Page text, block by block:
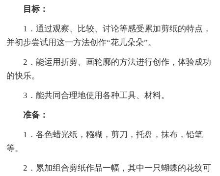
目标：
1．通过观察、比较、讨论等感受累加剪纸的特点，
并初步尝试用这一方法创作“花儿朵朵”。
2．能运用折剪、画轮廓的方法进行创作，体验成功
的快乐。
3．能共同合理地使用各种工具、材料。
准备：
1．各色蜡光纸，糨糊，剪刀，托盘，抹布，铅笔
等。
2．累加组合剪纸作品一幅，其中一只蝴蝶的花纹可